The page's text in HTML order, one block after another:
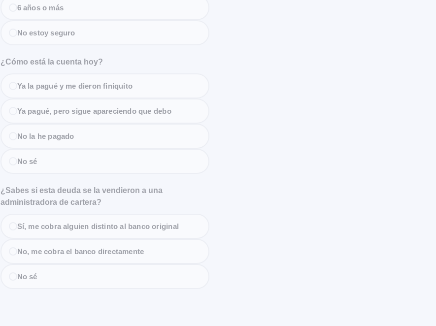
6 años o más
No estoy seguro
¿Cómo está la cuenta hoy?
Ya la pagué y me dieron finiquito
Ya pagué, pero sigue apareciendo que debo
No la he pagado
No sé
¿Sabes si esta deuda se la vendieron a una
administradora de cartera?
Sí, me cobra alguien distinto al banco original
No, me cobra el banco directamente
No sé